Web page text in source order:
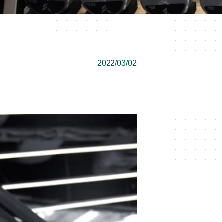
2022/03/02